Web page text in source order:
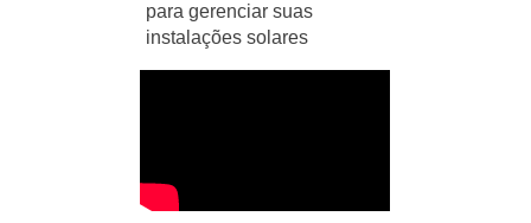
para gerenciar suas
instalações solares